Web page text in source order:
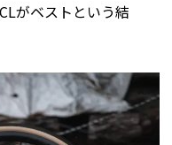
がベストという結